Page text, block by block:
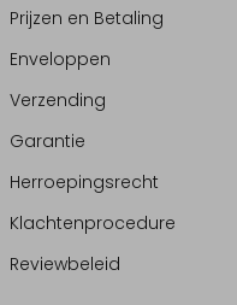
Prijzen en Betaling
Enveloppen
Verzending
Garantie
Herroepingsrecht
Klachtenprocedure
Reviewbeleid